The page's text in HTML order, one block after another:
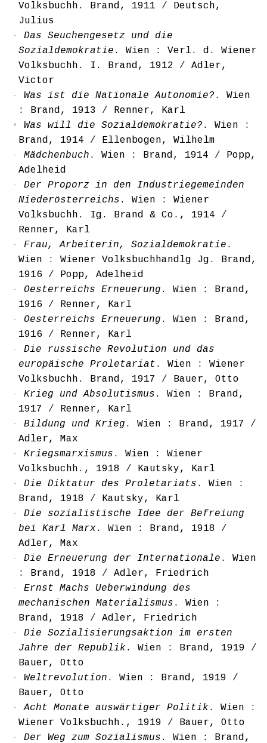
Volksbuchh. Brand, 1911 / Deutsch,
Julius
Das Seuchengesetz und die
Sozialdemokratie . Wien : Verl. d. Wiener
Volksbuchh. I. Brand, 1912 / Adler,
Victor
Was ist die Nationale Autonomie?. Wien
: Brand, 1913
/ Renner, Karl
Was will die Sozialdemokratie?. Wien :
Brand, 1914 / Ellenbogen, Wilhelm
Mädchenbuch . Wien : Brand, 1914 / Popp,
Adelheid
Der Proporz in den Industriegemeinden
Niederösterreichs . Wien : Wiener
Volksbuchh. Ig. Brand & Co., 1914 /
Renner, Karl
Frau, Arbeiterin, Sozialdemokratie .
Wien : Wiener Volksbuchhandlg Jg. Brand,
1916 / Popp, Adelheid
Oesterreichs Erneuerung . Wien : Brand,
1916 / Renner, Karl
Oesterreichs Erneuerung . Wien : Brand,
1916 / Renner, Karl
Die russische Revolution und das
europäische Proletariat . Wien : Wiener
Volksbuchh. Brand, 1917
/ Bauer, Otto
Krieg und Absolutismus . Wien : Brand,
1917
/ Renner, Karl
Bildung und Krieg . Wien : Brand, 1917
/
Adler, Max
Kriegsmarxismus . Wien : Wiener
Volksbuchh., 1918 / Kautsky, Karl
Die Diktatur des Proletariats . Wien :
Brand, 1918 / Kautsky, Karl
Die sozialistische Idee der Befreiung
bei Karl Marx. Wien : Brand, 1918 /
Adler, Max
Die Erneuerung der Internationale . Wien
: Brand, 1918 / Adler, Friedrich
Ernst Machs Ueberwindung des
mechanischen Materialismus . Wien :
Brand, 1918 / Adler, Friedrich
Die Sozialisierungsaktion im ersten
Jahre der Republik . Wien : Brand, 1919 /
Bauer, Otto
Weltrevolution . Wien : Brand, 1919 /
Bauer, Otto
Acht Monate auswärtiger Politik . Wien :
Wiener Volksbuchh., 1919 / Bauer, Otto
Der Weg zum Sozialismus . Wien : Brand,